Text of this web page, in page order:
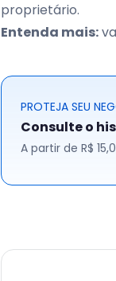
proprietário.
Entenda mais:
PROTEJA SEU
Consulte o
A partir de R$